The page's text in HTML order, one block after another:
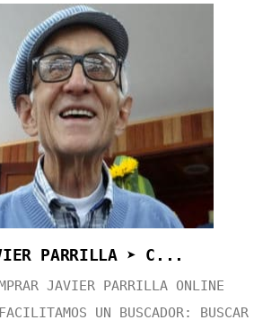
PARRILLA ➤ C...
JAVIER PARRILLA ONLINE
UN BUSCADOR: BUSCAR